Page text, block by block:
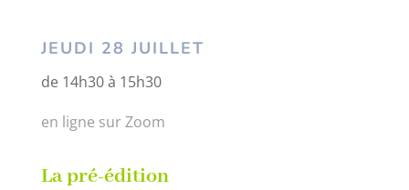
JEUDI 28 JUILLET
de 14h30 à 15h30
en ligne sur Zoom
La pré-édition